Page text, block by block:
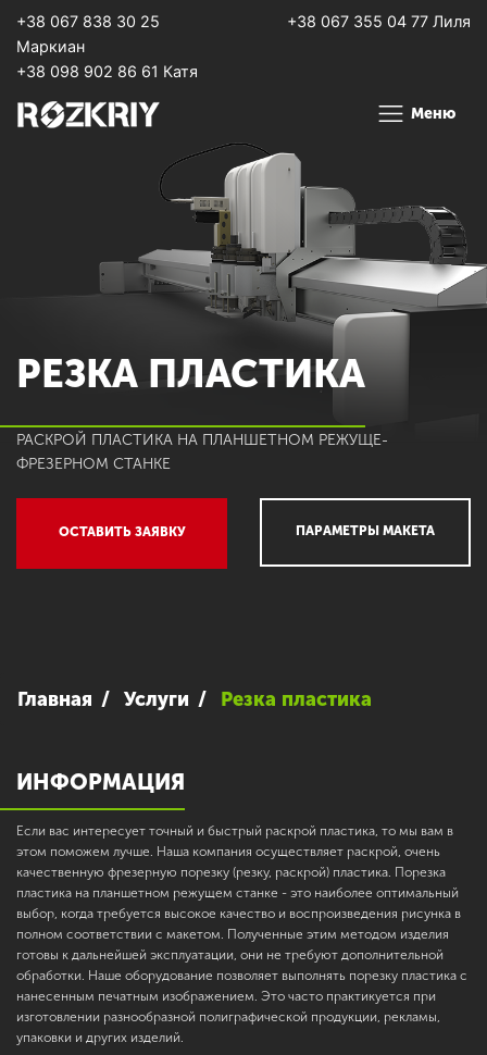
+38 067 838 30 25
Маркиан
+38 067 355 04 77 Лиля
+38 098 902 86 61 Катя
Меню
РЕЗКА ПЛАСТИКА
РАСКРОЙ ПЛАСТИКА НА ПЛАНШЕТНОМ РЕЖУЩЕ-
ФРЕЗЕРНОМ СТАНКЕ
ОСТАВИТЬ ЗАЯВКУ ПАРАМЕТРЫ МАКЕТА
Главная Услуги Резка пластика
ИНФОРМАЦИЯ
Если вас интересует точный и быстрый раскрой пластика, то мы вам в
этом поможем лучше. Наша компания осуществляет раскрой, очень
качественную фрезерную порезку (резку, раскрой) пластика. Порезка
пластика на планшетном режущем станке - это наиболее оптимальный
выбор, когда требуется высокое качество и воспроизведения рисунка в
полном соответствии с макетом. Полученные этим методом изделия
готовы к дальнейшей эксплуатации, они не требуют дополнительной
обработки. Наше оборудование позволяет выполнять порезку пластика с
нанесенным печатным изображением. Это часто практикуется при
изготовлении разнообразной полиграфической продукции, рекламы,
упаковки и других изделий.